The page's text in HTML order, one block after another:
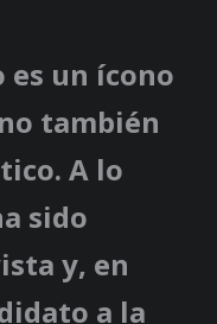
es un ícono
también
A lo
sido
y, en
a la